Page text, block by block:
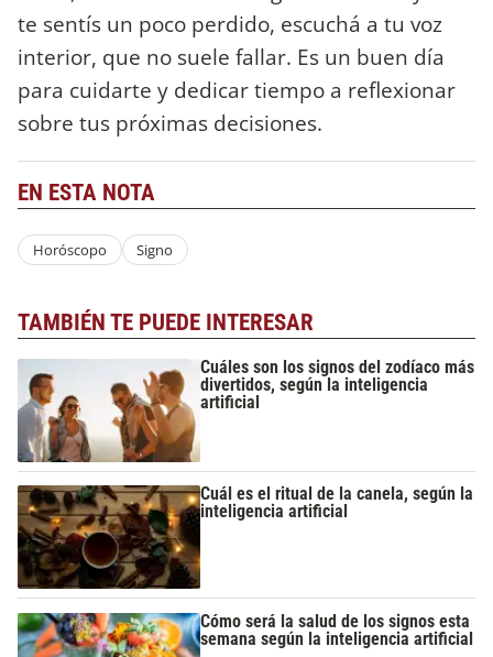
te sentís un poco perdido, escuchá a tu voz
interior, que no suele fallar. Es un buen día
para cuidarte y dedicar tiempo a reflexionar
sobre tus próximas decisiones.
EN ESTA NOTA
Horóscopo Signo
TAMBIÉN TE PUEDE INTERESAR
Cuáles son los signos del zodíaco más
divertidos, según la inteligencia
artificial
Cuál es el ritual de la canela, según la
inteligencia artificial
Cómo será la salud de los signos esta
semana según la inteligencia artificial